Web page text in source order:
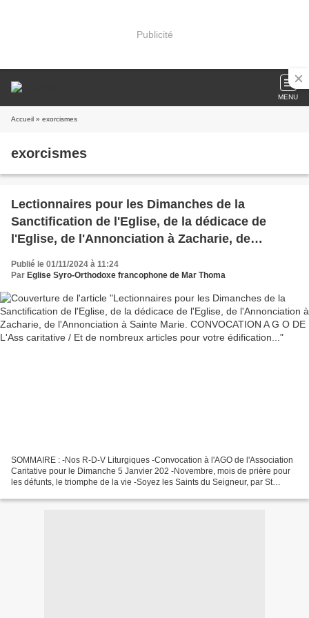
Publicité
MENU
Accueil » exorcismes
exorcismes
Lectionnaires pour les Dimanches de la
Sanctification de l'Eglise, de la dédicace de
l'Eglise, de l'Annonciation à Zacharie, de
l'Annonciation à Sainte Marie. CONVOCATION A
G O DE L'Ass caritative / Et de nombreux
Publié le 01/11/2024 à 11:24
Par Eglise Syro-Orthodoxe francophone de Mar Thoma
SOMMAIRE : -Nos R-D-V Liturgiques -Convocation à l'AGO de l'Association
Caritative pour le Dimanche 5 Janvier 202 -Novembre, mois de prière pour
les défunts, le triomphe de la vie -Soyez les Saints du Seigneur, par St